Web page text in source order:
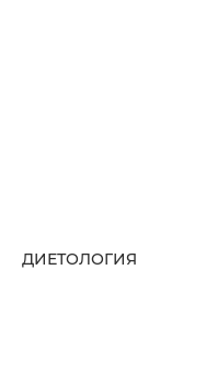
ДИЕТОЛОГИЯ